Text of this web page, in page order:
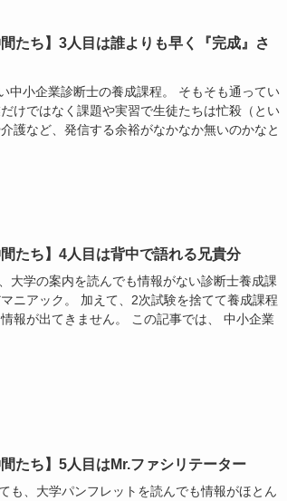
たち】3人目は誰よりも早く『完成』さ
中小企業診断士の養成課程。 そもそも通ってい
けではなく課題や実習で生徒たちは忙殺（とい
護など、発信する余裕がなかなか無いのかなと
たち】4人目は背中で語れる兄貴分
大学の案内を読んでも情報がない診断士養成課
ニアック。 加えて、2次試験を捨てて養成課程
報が出てきません。 この記事では、 中小企業
たち】5人目はMr.ファシリテーター
も、大学パンフレットを読んでも情報がほとん